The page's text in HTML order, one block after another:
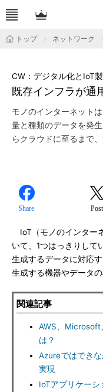
トップ ネットワーク
既存インフラが通
CW：デジタル化とIoT
モノのインターネット
量と種類のデータを発
らクラウドに至るまで
Share Post
IoT（モノのインター
いて、1つはっきりして
生成するデータに対応
生成する機器やデータ
関連記事
AWS、Microsoft
は？
Azureではでき
実現
IoTアプリケー